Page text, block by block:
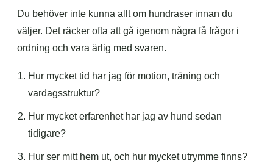
Du behöver inte kunna allt om hundraser innan du
väljer. Det räcker ofta att gå igenom några få frågor i
ordning och vara ärlig med svaren.
Hur mycket tid har jag för motion, träning och
vardagsstruktur?
Hur mycket erfarenhet har jag av hund sedan
tidigare?
Hur ser mitt hem ut, och hur mycket utrymme finns?